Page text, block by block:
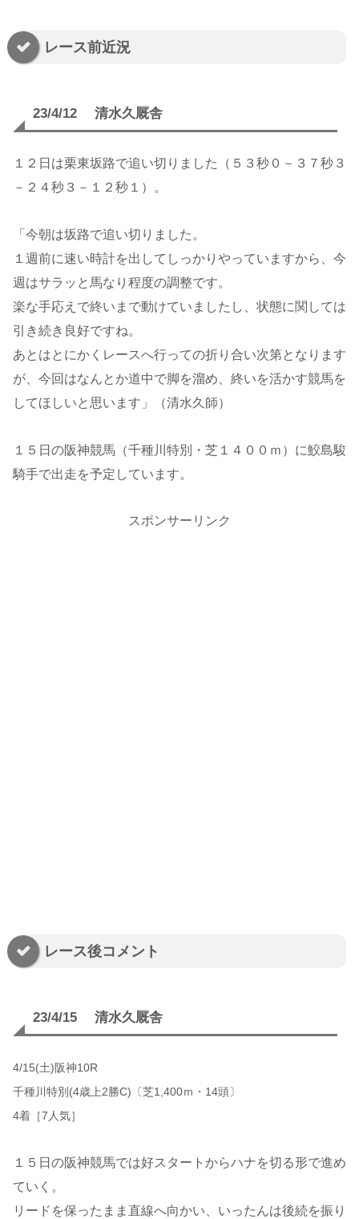
レース前近況
23/4/12 清水久厩舎
１２日は栗東坂路で追い切りました（５３秒０－３７秒３
－２４秒３－１２秒１）。
「今朝は坂路で追い切りました。
１週前に速い時計を出してしっかりやっていますから、今
週はサラッと馬なり程度の調整です。
楽な手応えで終いまで動けていましたし、状態に関しては
引き続き良好ですね。
あとはとにかくレースへ行っての折り合い次第となります
が、今回はなんとか道中で脚を溜め、終いを活かす競馬を
してほしいと思います」（清水久師）
１５日の阪神競馬（千種川特別・芝１４００ｍ）に鮫島駿
騎手で出走を予定しています。
スポンサーリンク
レース後コメント
23/4/15 清水久厩舎
4/15(土)阪神10R
千種川特別(4歳上2勝C)〔芝1,400ｍ・14頭〕
4着［7人気］
１５日の阪神競馬では好スタートからハナを切る形で進め
ていく。
リードを保ったまま直線へ向かい、いったんは後続を振り